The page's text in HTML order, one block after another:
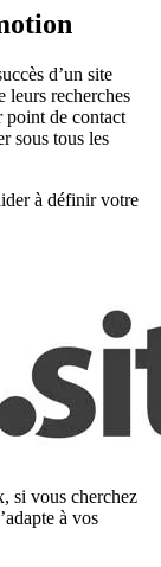
d’un site
leurs recherches
point de contact
sous tous les
à définir votre
si vous cherchez
à vos